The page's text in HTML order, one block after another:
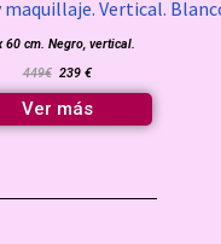
60 cm. Negro, vertical.
449€ 239 €
Ver más